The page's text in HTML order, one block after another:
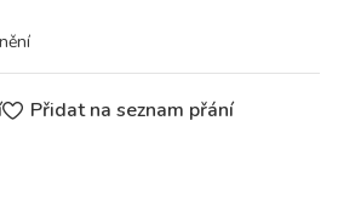
Přidat na seznam přání